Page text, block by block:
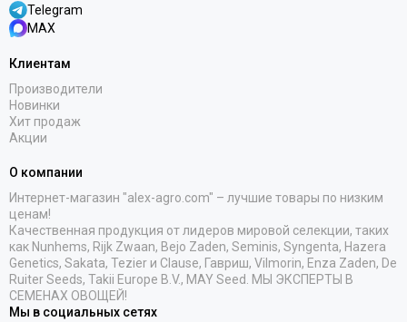
Telegram
MAX
Клиентам
Производители
Новинки
Хит продаж
Акции
О компании
Интернет-магазин "alex-agro.com" – лучшие товары по низким
ценам!
Качественная продукция от лидеров мировой селекции, таких
как Nunhems, Rijk Zwaan, Bejo Zaden, Seminis, Syngenta, Hazera
Genetics, Sakata, Tezier и Clause, Гавриш, Vilmorin, Enza Zaden, De
Ruiter Seeds, Takii Europe B.V., MAY Seed. МЫ ЭКСПЕРТЫ В
СЕМЕНАХ ОВОЩЕЙ!
Мы в социальных сетях